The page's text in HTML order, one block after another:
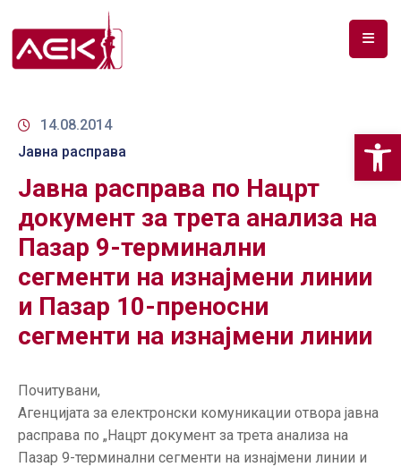
ЗА
ДОКУМЕНТИ
РФ
СПЕКТАР
ТЕЛЕКОМУНИКАЦИИ
НА
ГРИЖА
КОРИСНИЦИ
14.08.2014
Јавна расправа
Јавна расправа по Нацрт
документ за трета анализа на
Пазар 9-терминални
сегменти на изнајмени линии
и Пазар 10-преносни
сегменти на изнајмени линии
Почитувани,
Агенцијата за електронски комуникации отвора јавна
расправа по „Нацрт документ за трета анализа на
Пазар 9-терминални сегменти на изнајмени линии и